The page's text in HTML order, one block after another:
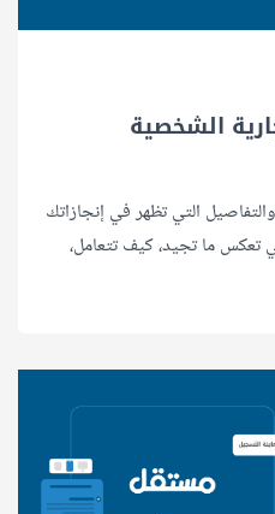
الشخصية
التي تظهر في إنجازاتك
تعكس ما تجيد، كيف تتعامل،